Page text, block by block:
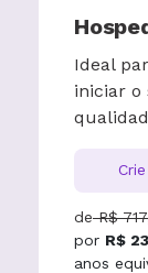
Ideal
iniciar o
de R$
por R$
anos